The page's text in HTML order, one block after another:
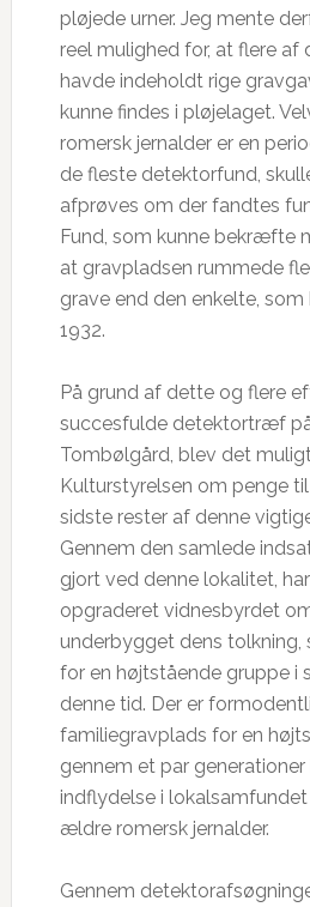
pløjede urner. Jeg mente
reel mulighed for, at flere af
havde indeholdt rige
kunne findes i pløjelaget.
romersk jernalder er en
de fleste detektorfund,
afprøves om der fandtes
Fund, som kunne bekræfte
at gravpladsen rummede
grave end den enkelte,
1932.
På grund af dette og flere
succesfulde detektortræf
Tombølgård, blev det
Kulturstyrelsen om penge
sidste rester af denne
Gennem den samlede
gjort ved denne lokalitet,
opgraderet vidnesbyrdet
underbygget dens tolkning,
for en højtstående gruppe i
denne tid. Der er
familiegravplads for en
gennem et par
indflydelse i
ældre romersk jernalder.
Gennem